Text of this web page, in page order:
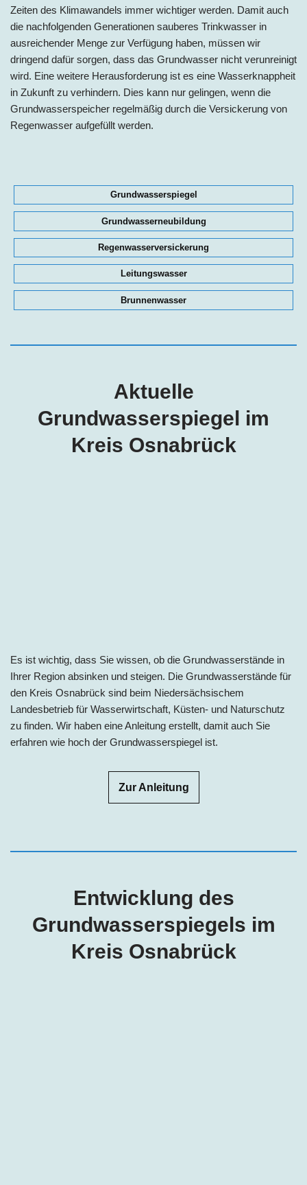
Zeiten des Klimawandels immer wichtiger werden. Damit auch
die nachfolgenden Generationen sauberes Trinkwasser in
ausreichender Menge zur Verfügung haben, müssen wir
dringend dafür sorgen, dass das Grundwasser nicht verunreinigt
wird. Eine weitere Herausforderung ist es eine Wasserknappheit
in Zukunft zu verhindern. Dies kann nur gelingen, wenn die
Grundwasserspeicher regelmäßig durch die Versickerung von
Regenwasser aufgefüllt werden.
Grundwasserspiegel
Grundwasserneubildung
Regenwasserversickerung
Leitungswasser
Brunnenwasser
Aktuelle
Grundwasserspiegel im
Kreis Osnabrück
Es ist wichtig, dass Sie wissen, ob die Grundwasserstände in
Ihrer Region absinken und steigen. Die Grundwasserstände für
den Kreis Osnabrück sind beim Niedersächsischem
Landesbetrieb für Wasserwirtschaft, Küsten- und Naturschutz
zu finden. Wir haben eine Anleitung erstellt, damit auch Sie
erfahren wie hoch der Grundwasserspiegel ist.
Zur Anleitung
Entwicklung des
Grundwasserspiegels im
Kreis Osnabrück